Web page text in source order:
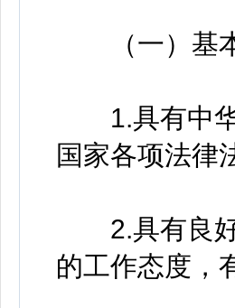
（一）基
1.具有中华
国家各项法律
2.具有良好
的工作态度，